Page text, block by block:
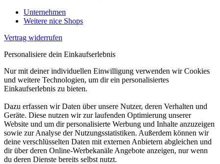
Unternehmen
Weitere nice Shops
Vertrag widerrufen
Personalisiere dein Einkaufserlebnis
Nur mit deiner individuellen Einwilligung verwenden wir Cookies
und weitere Technologien, um dir ein personalisiertes
Einkaufserlebnis zu bieten.
Dazu erfassen wir Daten über unsere Nutzer, deren Verhalten und
Geräte. Diese nutzen wir zur laufenden Optimierung unserer
Website und um dir personalisierte Werbung und Inhalte anzuzeigen
sowie zur Analyse der Nutzungsstatistiken. Außerdem können wir
deine verschlüsselten Daten mit externen Anbietern abgleichen und
dir über deren Online-Werbekanäle Angebote anzeigen, nur wenn
du deren Dienste bereits selbst nutzt.